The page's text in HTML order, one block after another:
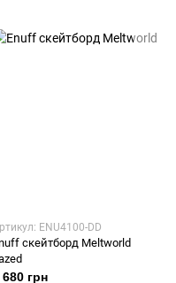
ENU4100-DD
скейтборд Meltworld
680 грн